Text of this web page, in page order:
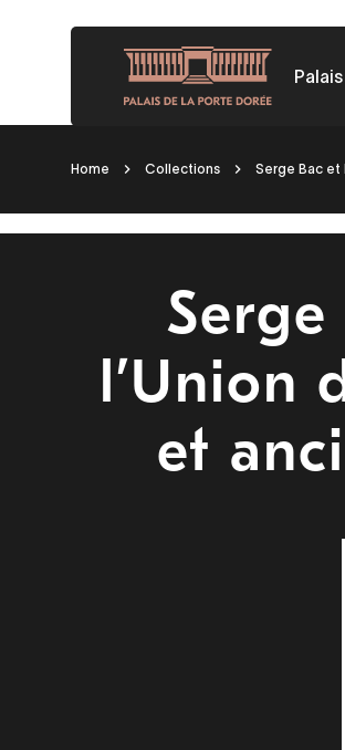
content
Breadcrumb
Home Collections Serge Bac et
l’Union
et